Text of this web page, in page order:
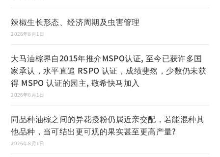
辣椒生长形态、经济周期及虫害管理
2026年8月1日
大马油棕界自2015年推介MSPO认证, 至今已获许多国
家承认，水平直追 RSPO 认证，成绩斐然，少数仍未获
得 MSPO 认证的园主, 敬希快马加入
2026年8月1日
同品种油棕之间的异花授粉仍属近亲交配，若能混种其
他品种，当可结出更可观的果实甚至更高产量?
2026年8月1日